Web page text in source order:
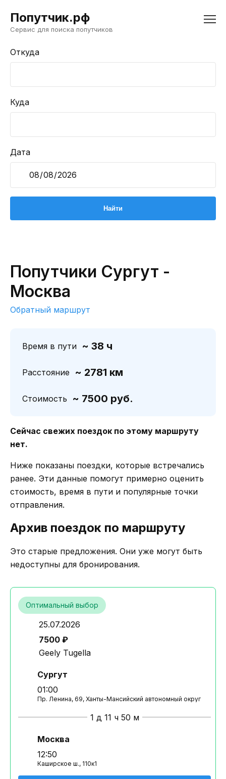
Попутчик.рф
Сервис для поиска попутчиков
Откуда
Куда
Дата
Попутчики Сургут -
Москва
Обратный маршрут
Время в пути ~ 38 ч
Расстояние ~ 2781 км
Стоимость ~ 7500 руб.
Сейчас свежих поездок по этому маршруту
нет.
Ниже показаны поездки, которые встречались
ранее. Эти данные помогут примерно оценить
стоимость, время в пути и популярные точки
отправления.
Архив поездок по маршруту
Это старые предложения. Они уже могут быть
недоступны для бронирования.
Оптимальный выбор
25.07.2026
7500 ₽
Geely Tugella
Сургут
01:00
Пр. Ленина, 69, Ханты-Мансийский автономный округ
1 д 11 ч 50 м
Москва
12:50
Каширское ш., 110к1